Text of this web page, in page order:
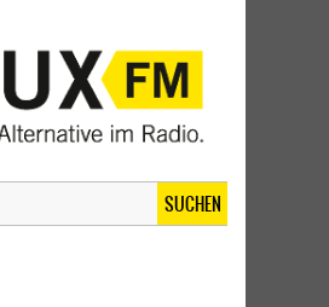
SUCHEN